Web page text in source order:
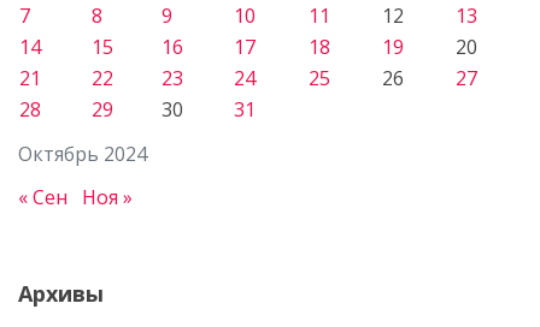
Октябрь 2024
7
8 9 10 11 12
13
14
15 16 17 18 19
20
21
22 23 24 25 26
27
28
29 30 31
« Сен Ноя »
Архивы